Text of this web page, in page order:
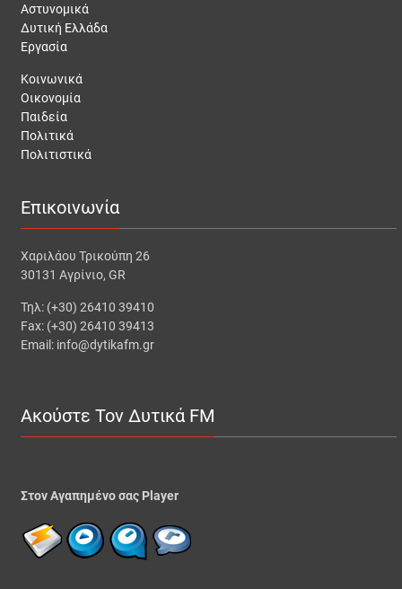
Αστυνομικά
Δυτική Ελλάδα
Εργασία
Κοινωνικά
Οικονομία
Παιδεία
Πολιτικά
Πολιτιστικά
Επικοινωνία
Χαριλάου Τρικούπη 26
30131 Αγρίνιο, GR
Τηλ: (+30) 26410 39410
Fax: (+30) 26410 39413
Email: info@dytikafm.gr
Ακούστε Τον Δυτικά FM
Στον Αγαπημένο σας Player